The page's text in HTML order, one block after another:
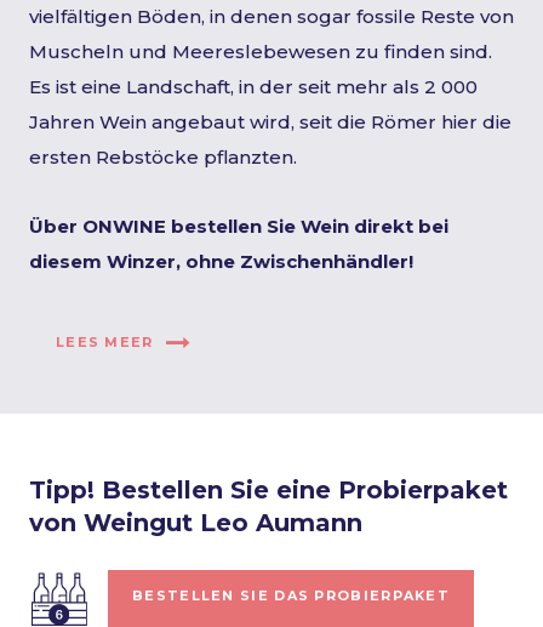
vielfältigen Böden, in denen sogar fossile Reste von
Muscheln und Meereslebewesen zu finden sind.
Es ist eine Landschaft, in der seit mehr als 2 000
Jahren Wein angebaut wird, seit die Römer hier die
ersten Rebstöcke pflanzten.
Über ONWINE bestellen Sie Wein direkt bei
diesem Winzer, ohne Zwischenhändler!
LEES MEER
Tipp! Bestellen Sie eine Probierpaket
von Weingut Leo Aumann
BESTELLEN SIE DAS PROBIERPAKET